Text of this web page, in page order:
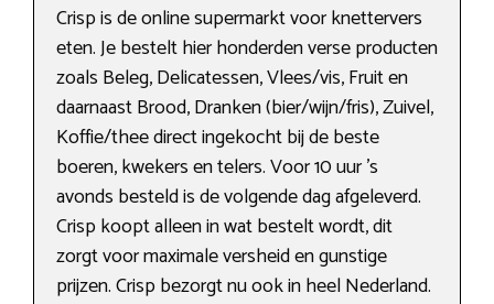
Crisp is de online supermarkt voor knettervers
eten. Je bestelt hier honderden verse producten
zoals Beleg, Delicatessen, Vlees/vis, Fruit en
daarnaast Brood, Dranken (bier/wijn/fris), Zuivel,
Koffie/thee direct ingekocht bij de beste
boeren, kwekers en telers. Voor 10 uur ’s
avonds besteld is de volgende dag afgeleverd.
Crisp koopt alleen in wat bestelt wordt, dit
zorgt voor maximale versheid en gunstige
prijzen. Crisp bezorgt nu ook in heel Nederland.